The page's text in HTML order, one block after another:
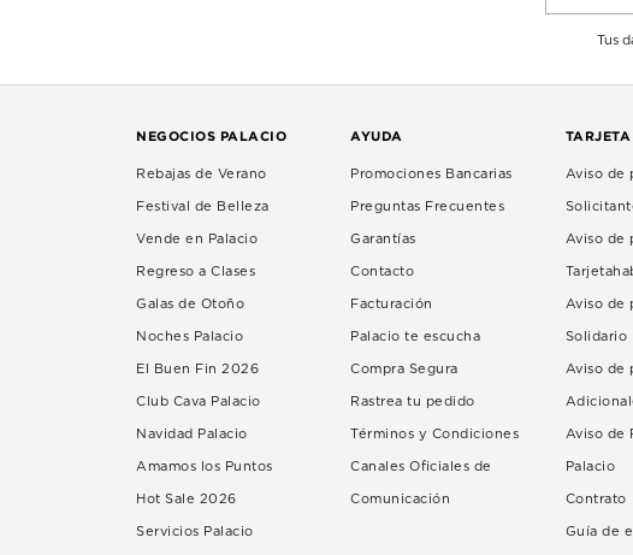
Tus
NEGOCIOS PALACIO
Rebajas de Verano
Festival de Belleza
Vende en Palacio
Regreso a Clases
Galas de Otoño
Noches Palacio
El Buen Fin 2026
Club Cava Palacio
Navidad Palacio
Amamos los Puntos
Hot Sale 2026
Servicios Palacio
AYUDA
Promociones Bancarias
Preguntas Frecuentes
Garantías
Contacto
Facturación
Palacio te escucha
Compra Segura
Rastrea tu pedido
Términos y Condiciones
Canales Oficiales de
Comunicación
Aviso de
Aviso de
Aviso de
Solidario
Aviso de
Aviso de
Palacio
Contrato
Guía de